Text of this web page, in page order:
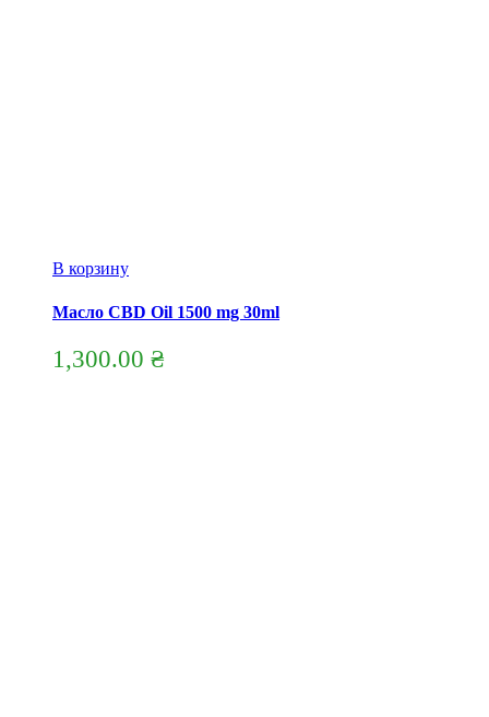
В корзину
Масло CBD Oil 1500 mg 30ml
1,300.00 ₴